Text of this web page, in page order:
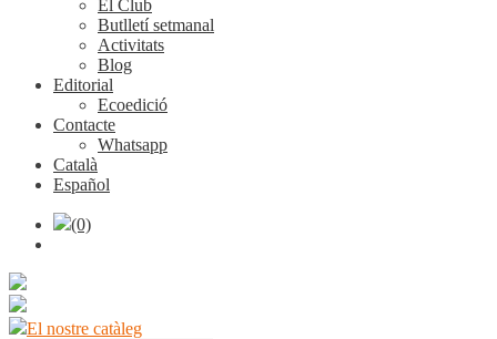
El Club
Butlletí setmanal
Activitats
Blog
Editorial
Ecoedició
Contacte
Whatsapp
Català
Español
(0)
El nostre catàleg